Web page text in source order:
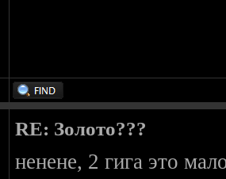
RE: Золото???
ненене, 2 гига это